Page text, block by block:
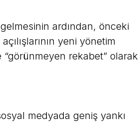
ardından, önceki
yeni yönetim
“görünmeyen rekabet” olarak
medyada geniş yankı